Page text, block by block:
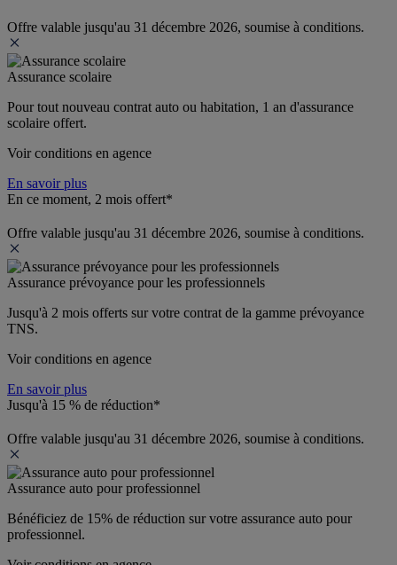
Offre valable jusqu'au 31 décembre 2026, soumise à conditions.
Assurance scolaire
Pour tout nouveau contrat auto ou habitation, 1 an d'assurance
scolaire offert.
Voir conditions en agence
En savoir plus
En ce moment, 2 mois offert*
Offre valable jusqu'au 31 décembre 2026, soumise à conditions.
Assurance prévoyance pour les professionnels
Jusqu'à 2 mois offerts sur votre contrat de la gamme prévoyance
TNS.
Voir conditions en agence
En savoir plus
Jusqu'à 15 % de réduction*
Offre valable jusqu'au 31 décembre 2026, soumise à conditions.
Assurance auto pour professionnel
Bénéficiez de 15% de réduction sur votre assurance auto pour
professionnel.